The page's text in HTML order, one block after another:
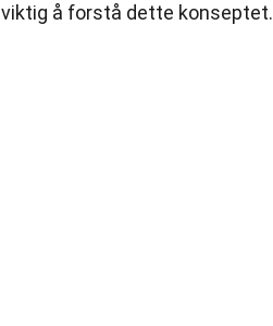
viktig å forstå dette konseptet.